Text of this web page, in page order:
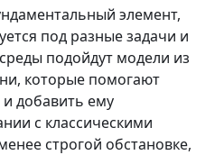
элемент,
под разные задачи и
подойдут модели из
которые помогают
и добавить ему
с классическими
строгой обстановке,